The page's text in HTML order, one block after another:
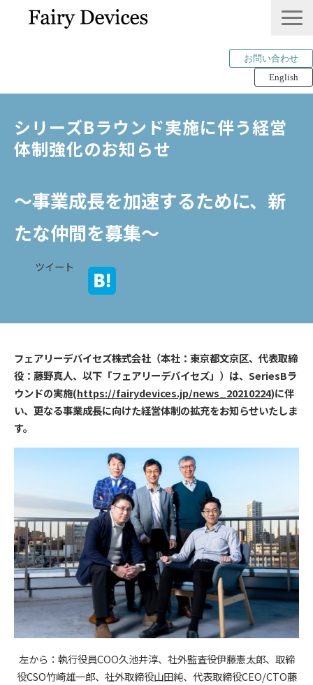
お問い合わせ
English
THINKLET®︎ / CWS
AI解析
COMPANY
IP＆PUBLICATION
シリーズBラウンド実施に伴う経営
体制強化のお知らせ
～事業成長を加速するために、新
たな仲間を募集〜
ツイート
フェアリーデバイセズ株式会社（本社：東京都文京区、代表取締
役：藤野真人、以下「フェアリーデバイセズ」）は、SeriesBラ
ウンドの実施(https://fairydevices.jp/news_20210224)に伴
い、更なる事業成長に向けた経営体制の拡充をお知らせいたしま
す。
左から：執行役員COO久池井淳、社外監査役伊藤憲太郎、取締
役CSO竹崎雄一郎、社外取締役山田純、代表取締役CEO/CTO藤